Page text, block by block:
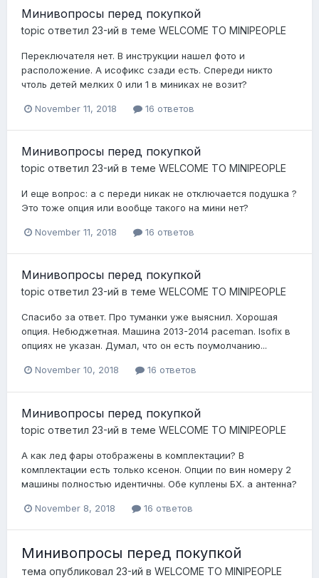
Минивопросы перед покупкой
topic ответил 23-ий в теме WELCOME TO MINIPEOPLE
Переключателя нет. В инструкции нашел фото и
расположение. А исофикс сзади есть. Спереди никто
чтоль детей мелких 0 или 1 в миниках не возит?
November 11, 2018 16 ответов
Минивопросы перед покупкой
topic ответил 23-ий в теме WELCOME TO MINIPEOPLE
И еще вопрос: а с переди никак не отключается подушка ?
Это тоже опция или вообще такого на мини нет?
November 11, 2018 16 ответов
Минивопросы перед покупкой
topic ответил 23-ий в теме WELCOME TO MINIPEOPLE
Спасибо за ответ. Про туманки уже выяснил. Хорошая
опция. Небюджетная. Машина 2013-2014 paceman. Isofix в
опциях не указан. Думал, что он есть поумолчанию...
November 10, 2018 16 ответов
Минивопросы перед покупкой
topic ответил 23-ий в теме WELCOME TO MINIPEOPLE
А как лед фары отображены в комплектации? В
комплектации есть только ксенон. Опции по вин номеру 2
машины полностью идентичны. Обе куплены БХ. а антенна?
November 8, 2018 16 ответов
Минивопросы перед покупкой
тема опубликовал 23-ий в WELCOME TO MINIPEOPLE